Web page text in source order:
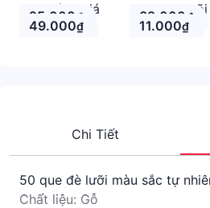
Đánh giá
Theo Dõi
25.000 ₫ 39.000 ₫
49.000₫ 11.000₫
Chi Tiết
50 que đè lưỡi màu sắc tự
Chất liệu: Gỗ